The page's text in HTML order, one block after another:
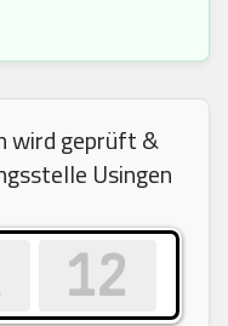
wird geprüft &
Usingen